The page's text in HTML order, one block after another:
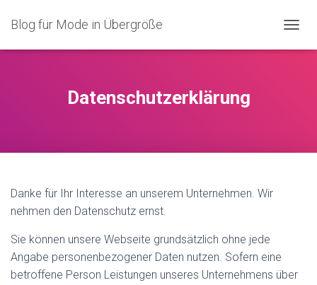
Blog für Mode in Übergröße
A
E
Datenschutzerklärung
Danke für Ihr Interesse an unserem Unternehmen. Wir
nehmen den Datenschutz ernst.
Sie können unsere Webseite grundsätzlich ohne jede
Angabe personenbezogener Daten nutzen. Sofern eine
betroffene Person Leistungen unseres Unternehmens über